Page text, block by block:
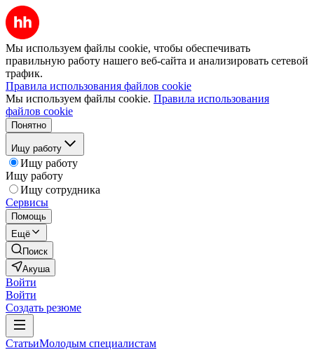
Мы используем файлы cookie, чтобы обеспечивать
правильную работу нашего веб-сайта и анализировать сетевой
трафик.
Правила использования файлов cookie
Мы используем файлы cookie. Правила использования
файлов cookie
Понятно
Ищу работу
Ищу работу
Ищу работу
Ищу сотрудника
Сервисы
Помощь
Ещё
Поиск
Акуша
Войти
Войти
Создать резюме
СтатьиМолодым специалистам